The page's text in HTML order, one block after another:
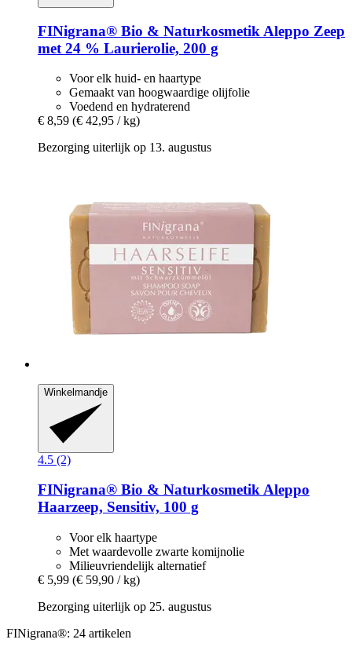
FINigrana® Bio & Naturkosmetik Aleppo Zeep
met 24 % Laurierolie, 200 g
Voor elk huid- en haartype
Gemaakt van hoogwaardige olijfolie
Voedend en hydraterend
€ 8,59 (€ 42,95 / kg)
Bezorging uiterlijk op 13. augustus
Winkelmandje
4.5 (2)
FINigrana® Bio & NaturkosmetikAleppo
Haarzeep, Sensitiv, 100 g
Voor elk haartype
Met waardevolle zwarte komijnolie
Milieuvriendelijk alternatief
€ 5,99 (€ 59,90 / kg)
Bezorging uiterlijk op 25. augustus
FINigrana®: 24 artikelen